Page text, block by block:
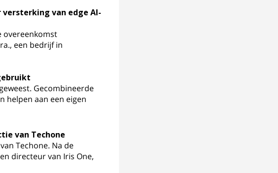
versterking van edge AI-
overeenkomst
een bedrijf in
Gecombineerde
helpen aan een eigen
van Techone
Techone. Na de
directeur van Iris One,